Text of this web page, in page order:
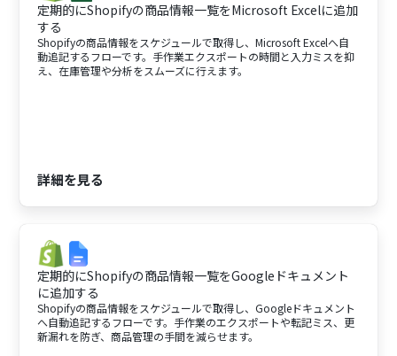
定期的にShopifyの商品情報一覧をMicrosoft Excelに追加
する
Shopifyの商品情報をスケジュールで取得し、Microsoft Excelへ自
動追記するフローです。手作業エクスポートの時間と入力ミスを抑
え、在庫管理や分析をスムーズに行えます。
詳細を見る
定期的にShopifyの商品情報一覧をGoogleドキュメント
に追加する
Shopifyの商品情報をスケジュールで取得し、Googleドキュメント
へ自動追記するフローです。手作業のエクスポートや転記ミス、更
新漏れを防ぎ、商品管理の手間を減らせます。